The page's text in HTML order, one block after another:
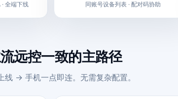
全端下线 同账号设备列表 · 配对码协助
远控一致的主路径
→ 手机一点即连。无需复杂配置。